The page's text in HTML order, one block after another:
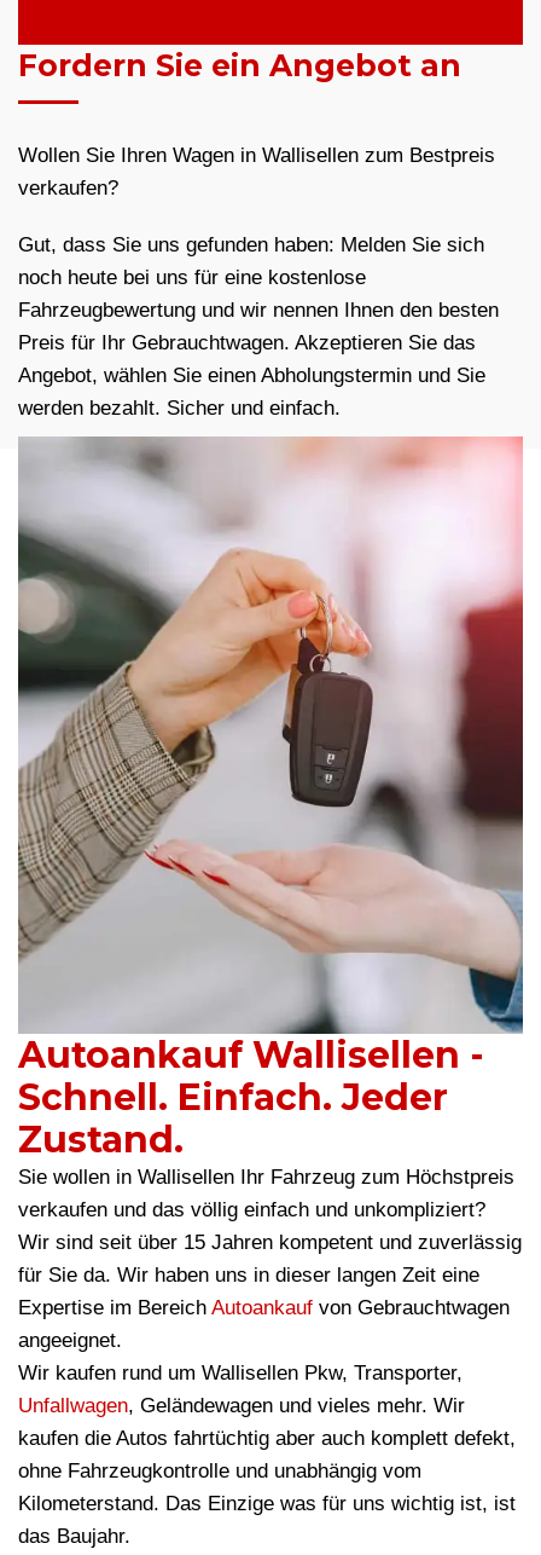
Fordern Sie ein Angebot an
Wollen Sie Ihren Wagen in Wallisellen zum Bestpreis
verkaufen?
Gut, dass Sie uns gefunden haben: Melden Sie sich
noch heute bei uns für eine kostenlose
Fahrzeugbewertung und wir nennen Ihnen den besten
Preis für Ihr Gebrauchtwagen. Akzeptieren Sie das
Angebot, wählen Sie einen Abholungstermin und Sie
werden bezahlt. Sicher und einfach.
Autoankauf Wallisellen -
Schnell. Einfach. Jeder
Zustand.
Sie wollen in Wallisellen Ihr Fahrzeug zum Höchstpreis
verkaufen und das völlig einfach und unkompliziert?
Wir sind seit über 15 Jahren kompetent und zuverlässig
für Sie da. Wir haben uns in dieser langen Zeit eine
Expertise im Bereich Autoankauf von Gebrauchtwagen
angeeignet.
Wir kaufen rund um Wallisellen Pkw, Transporter,
Unfallwagen, Geländewagen und vieles mehr. Wir
kaufen die Autos fahrtüchtig aber auch komplett defekt,
ohne Fahrzeugkontrolle und unabhängig vom
Kilometerstand. Das Einzige was für uns wichtig ist, ist
das Baujahr.